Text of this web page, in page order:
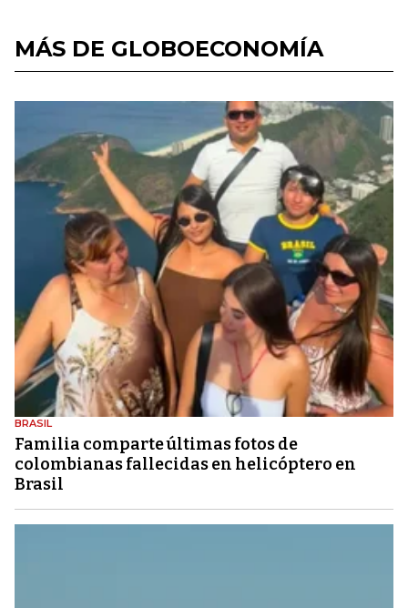
MÁS DE GLOBOECONOMÍA
BRASIL
Familia comparte últimas fotos de
colombianas fallecidas en helicóptero en
Brasil